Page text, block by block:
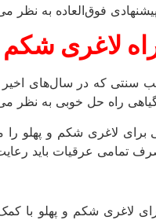
فوق‌العاده به نظر
که در سال‌های اخیر
راه حل خوبی به نظر
برای لاغری شکم و پهلو
تمامی عرقیات باید
لاغری شکم و پهلو با